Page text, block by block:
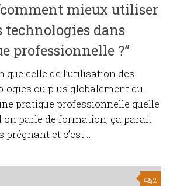
mieux utiliser
technologies dans
professionnelle ?”
que celle de l’utilisation des
ou plus globalement du
pratique professionnelle quelle
on parle de formation, ça parait
et c’est...
2